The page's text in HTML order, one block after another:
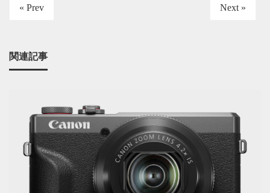
« Prev Next »
関連記事